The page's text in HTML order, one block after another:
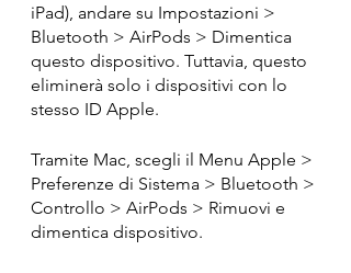
iPad), andare su Impostazioni >
Bluetooth > AirPods > Dimentica
questo dispositivo. Tuttavia, questo
eliminerà solo i dispositivi con lo
stesso ID Apple.
Tramite Mac, scegli il Menu Apple >
Preferenze di Sistema > Bluetooth >
Controllo > AirPods > Rimuovi e
dimentica dispositivo.